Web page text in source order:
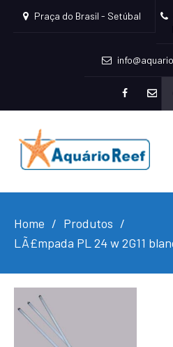
Praça do Brasil - Setúbal
Home
Produtos
LÃ£mpada PL 24 w 2G11